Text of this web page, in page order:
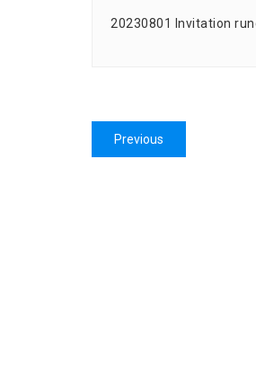
20230801 Invitation
Previous
post: